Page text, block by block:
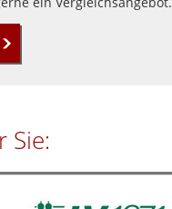
Sie: